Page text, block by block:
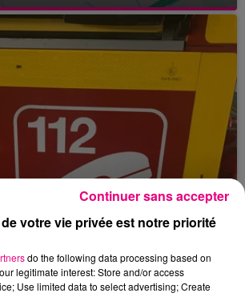
votre vie privée est notre priorité
do the following data processing based on
legitimate interest: Store and/or access
Use limited data to select advertising; Create
Continuer sans accepter